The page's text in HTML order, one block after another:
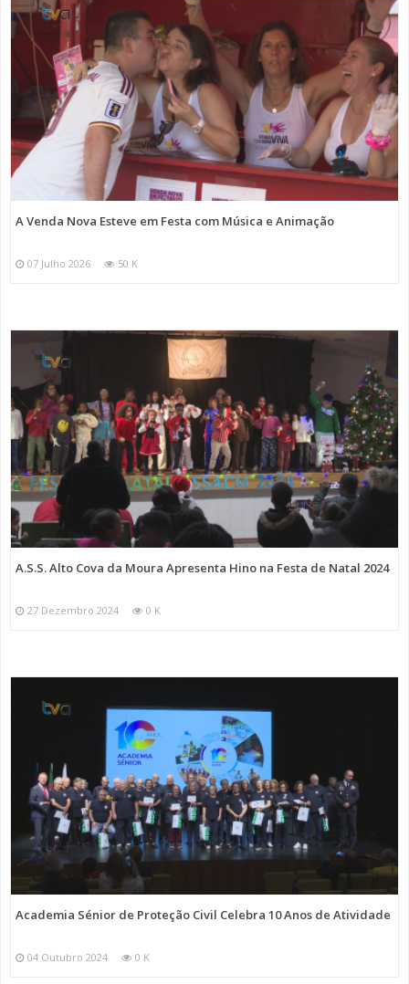
A Venda Nova Esteve em Festa com Música e Animação
07 Julho 2026 50 K
A.S.S. Alto Cova da Moura Apresenta Hino na Festa de Natal 2024
27 Dezembro 2024 0 K
Academia Sénior de Proteção Civil Celebra 10 Anos de Atividade
04 Outubro 2024 0 K